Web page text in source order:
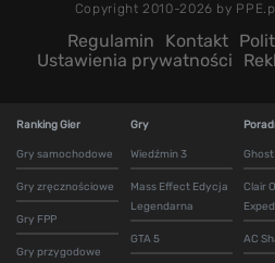
Copyright 2010-2026 by
Regulamin Kontakt
Ustawienia prywatności
Ranking Gier
Gry samochodowe
Gry zręcznościowe
Gry FPP
Gry przygodowe
Gry
Wiedźmin 3
Mass Effect Edycja
Legendarna
GTA 5
Clair
AC